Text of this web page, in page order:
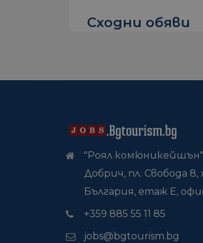
Сходни обяви
"Роял
Добрич, пл. Свобода 8,
България, етаж Е,
+359 885 55 11 85
jobs@bgtourism.bg